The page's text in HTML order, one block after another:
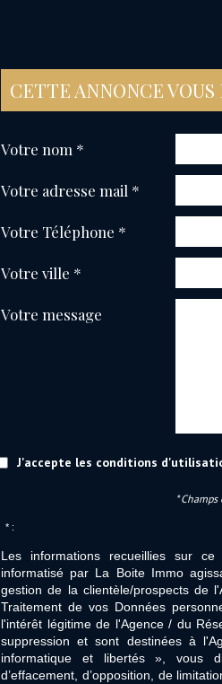
CETTE ANNONCE
Votre nom *
Votre adresse mail *
Votre Téléphone *
Votre ville *
Votre message
J'accepte les conditions
*
* :
Les informations recueillies sur
informatisé par La Boite Immo
gestion de la clientèle/prospects de
Traitement de vos Données
l'intérêt légitime de l'Agence / du
suppression et sont destinées à
informatique et libertés », vous
d’effacement, d’opposition, de